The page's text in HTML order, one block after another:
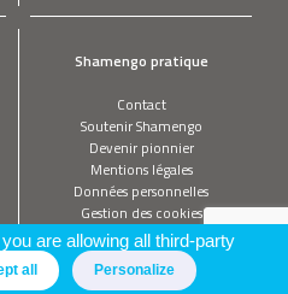
Shamengo pratique
Contact
Soutenir Shamengo
Devenir pionnier
Mentions légales
Données personnelles
Gestion des cookies
are allowing all third-party
all Personalize